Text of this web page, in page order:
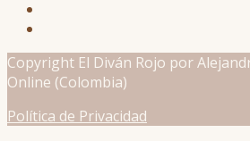
Copyright El Diván Rojo por
Online (Colombia)
Política de Privacidad